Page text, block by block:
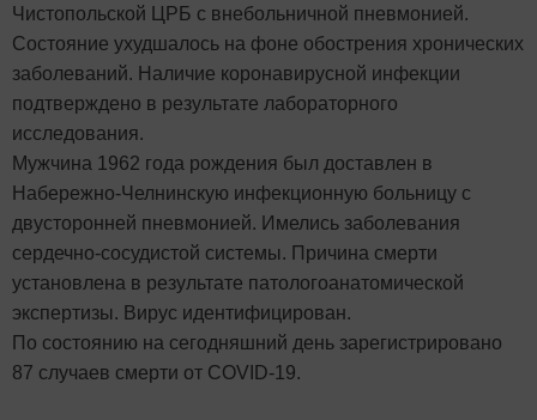
Чистопольской ЦРБ с внебольничной пневмонией.
Состояние ухудшалось на фоне обострения хронических
заболеваний. Наличие коронавирусной инфекции
подтверждено в результате лабораторного
исследования.
Мужчина 1962 года рождения был доставлен в
Набережно-Челнинскую инфекционную больницу с
двусторонней пневмонией. Имелись заболевания
сердечно-сосудистой системы. Причина смерти
установлена в результате патологоанатомической
экспертизы. Вирус идентифицирован.
По состоянию на сегодняшний день зарегистрировано
87 случаев смерти от COVID-19.